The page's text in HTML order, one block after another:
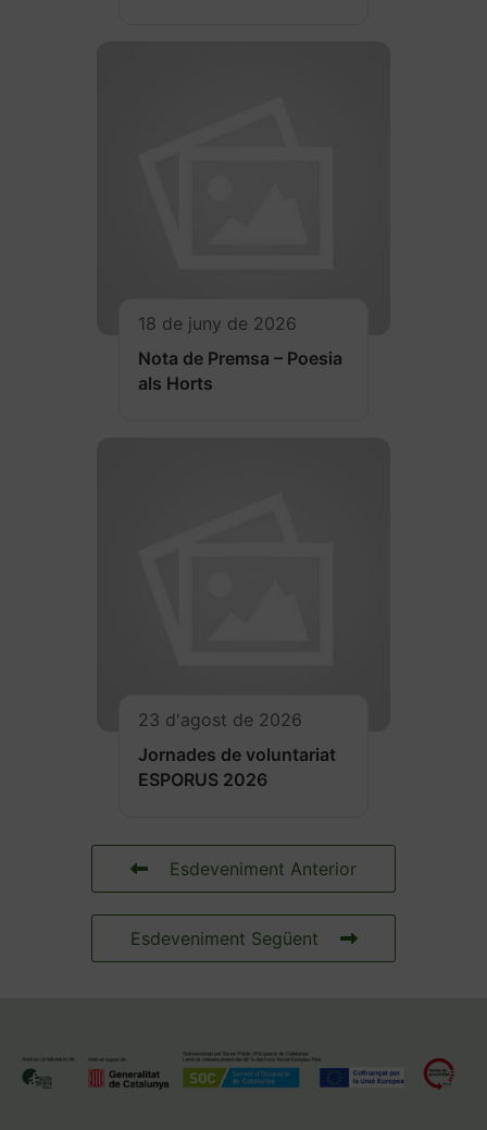
18 de juny de 2026
Nota de Premsa – Poesia
als Horts
23 d'agost de 2026
Jornades de voluntariat
ESPORUS 2026
Esdeveniment Anterior
Esdeveniment Següent